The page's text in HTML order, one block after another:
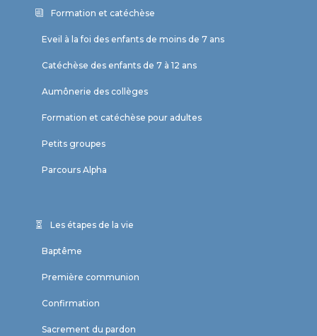
Formation et catéchèse
Eveil à la foi des enfants de moins de 7 ans
Catéchèse des enfants de 7 à 12 ans
Aumônerie des collèges
Formation et catéchèse pour adultes
Petits groupes
Parcours Alpha
Les étapes de la vie
Baptême
Première communion
Confirmation
Sacrement du pardon